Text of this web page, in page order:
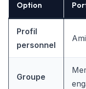
Option
Profil
personnel
Groupe